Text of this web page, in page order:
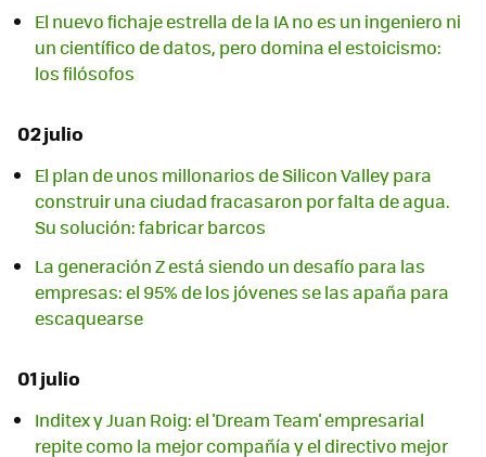
El nuevo fichaje estrella de la IA no es un ingeniero ni
un científico de datos, pero domina el estoicismo:
los filósofos
02 julio
El plan de unos millonarios de Silicon Valley para
construir una ciudad fracasaron por falta de agua.
Su solución: fabricar barcos
La generación Z está siendo un desafío para las
empresas: el 95% de los jóvenes se las apaña para
escaquearse
01 julio
Inditex y Juan Roig: el 'Dream Team' empresarial
repite como la mejor compañía y el directivo mejor